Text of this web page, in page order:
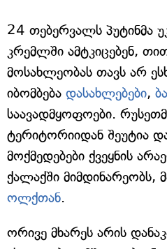
24 თებერვალს პუტინმა
კრემლში ამტკიცებენ,
მოსახლეობას თავს არ
იბომბება დასახლებები,
საავადმყოფოები.
ტერიტორიიდან შეუტია
მოქმედებები ქვეყნის
ქალაქში მიმდინარეობს,
ოლქთან.
ორივე მხარეს არის